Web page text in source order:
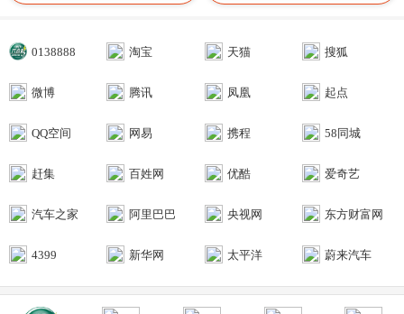
0138888 淘宝 天猫 搜狐
微博 腾讯 凤凰 起点
QQ空间 网易 携程 58同城
赶集 百姓网 优酷 爱奇艺
汽车之家 阿里巴巴 央视网 东方财富网
4399 新华网 太平洋 蔚来汽车